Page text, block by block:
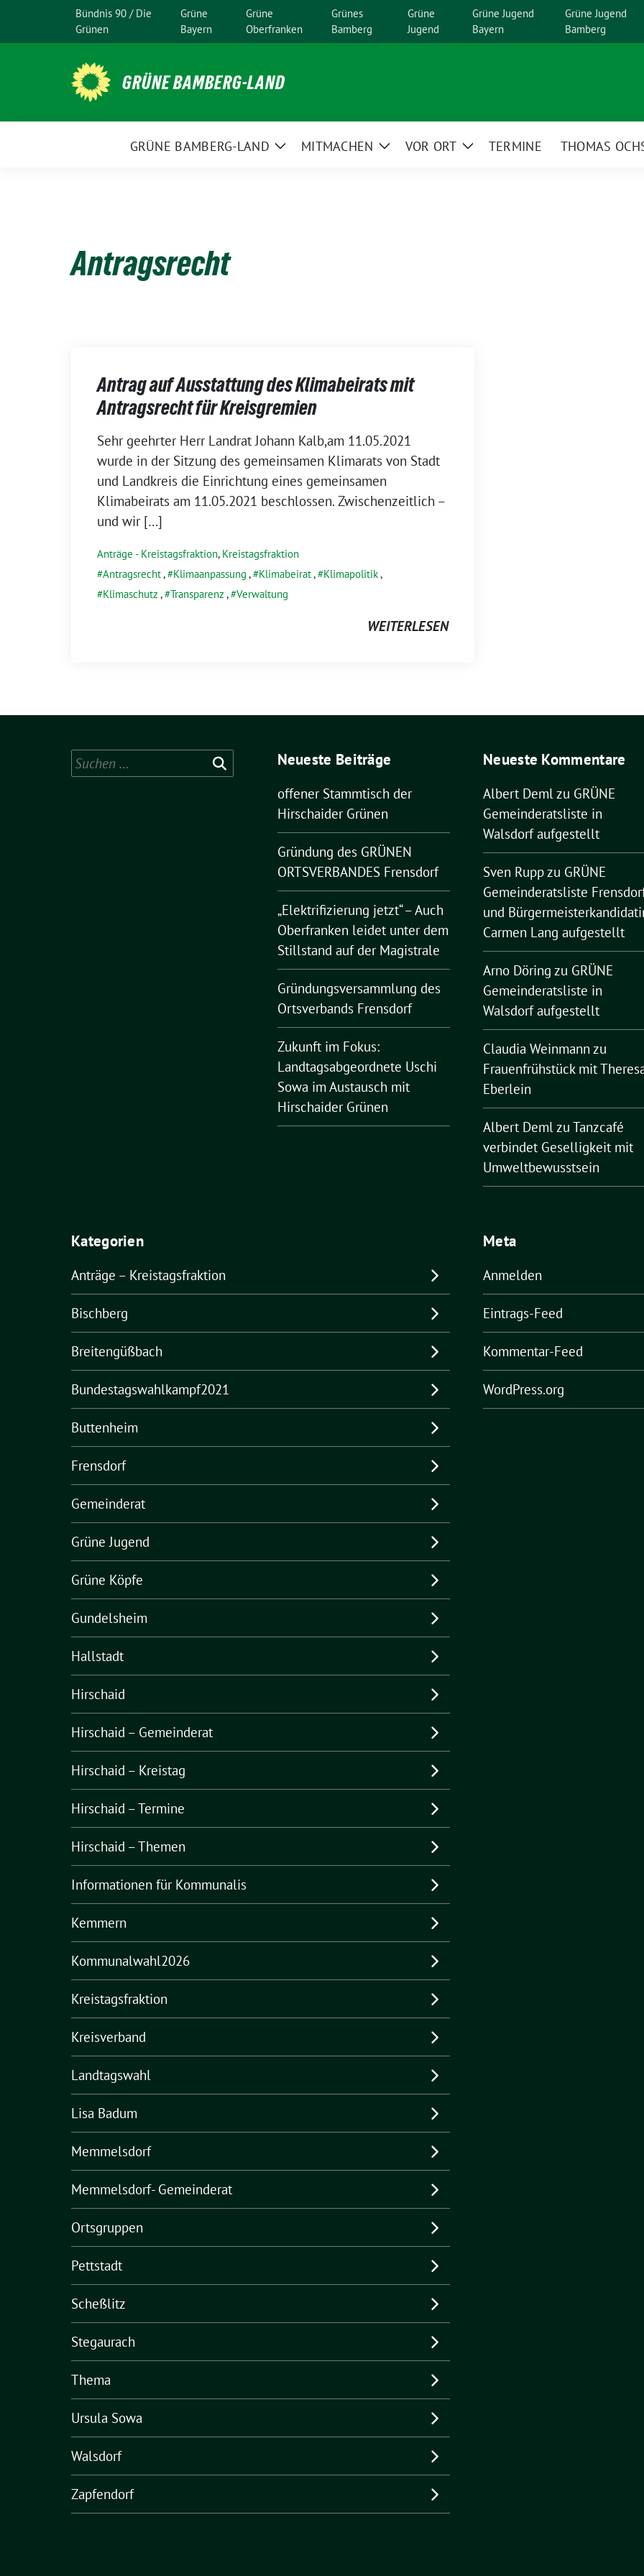
Bündnis 90 / Die
Grünen
Grüne
Bayern
Grüne
Oberfranken
Grünes
Bamberg
Grüne
Jugend
Grüne Jugend
Bayern
Grüne Jugend
Bamberg
GRÜNE BAMBERG-LAND
GRÜNE BAMBERG-LAND
ZeigeMITMACHEN
ZeigeVOR ORT
ZeigeTERMINE THOMAS
Antragsrecht
Antrag auf Ausstattung des Klimabeirats mit
Antragsrecht für Kreisgremien
17.
Oktober
2022
Sehr geehrter Herr Landrat Johann Kalb,am 11.05.2021
wurde in der Sitzung des gemeinsamen Klimarats von Stadt
und Landkreis die Einrichtung eines gemeinsamen
Klimabeirats am 11.05.2021 beschlossen. Zwischenzeitlich –
und wir […]
Anträge - Kreistagsfraktion, Kreistagsfraktion
Antragsrecht, Klimaanpassung , Klimabeirat, Klimapolitik,
Klimaschutz , Transparenz , Verwaltung
WEITERLESEN
Suchen
nach:
Neueste Beiträge
offener Stammtisch der
Hirschaider Grünen
Gründung des GRÜNEN
ORTSVERBANDES Frensdorf
„Elektrifizierung jetzt“ – Auch
Oberfranken leidet unter dem
Stillstand auf der Magistrale
Gründungsversammlung des
Ortsverbands Frensdorf
Zukunft im Fokus:
Landtagsabgeordnete Uschi
Sowa im Austausch mit
Hirschaider Grünen
Neueste Kommentare
Albert Demlzu GRÜNE
Gemeinderatsliste in
Walsdorf aufgestellt
Sven Ruppzu GRÜNE
Gemeinderatsliste
und
Carmen Lang aufgestellt
Arno Döring zu GRÜNE
Gemeinderatsliste in
Walsdorf aufgestellt
Claudia Weinmann zu
Frauenfrühstück mit
Eberlein
Albert Demlzu Tanzcafé
verbindet Geselligkeit mit
Umweltbewusstsein
Kategorien
Anträge – Kreistagsfraktion
Bischberg
Breitengüßbach
Bundestagswahlkampf2021
Buttenheim
Frensdorf
Gemeinderat
Grüne Jugend
Grüne Köpfe
Gundelsheim
Hallstadt
Hirschaid
Hirschaid – Gemeinderat
Hirschaid – Kreistag
Hirschaid – Termine
Hirschaid – Themen
Informationen für Kommunalis
Kemmern
Kommunalwahl2026
Kreistagsfraktion
Kreisverband
Landtagswahl
Lisa Badum
Memmelsdorf
Memmelsdorf- Gemeinderat
Ortsgruppen
Pettstadt
Scheßlitz
Stegaurach
Thema
Ursula Sowa
Walsdorf
Zapfendorf
Meta
Anmelden
Eintrags-Feed
Kommentar-Feed
WordPress.org